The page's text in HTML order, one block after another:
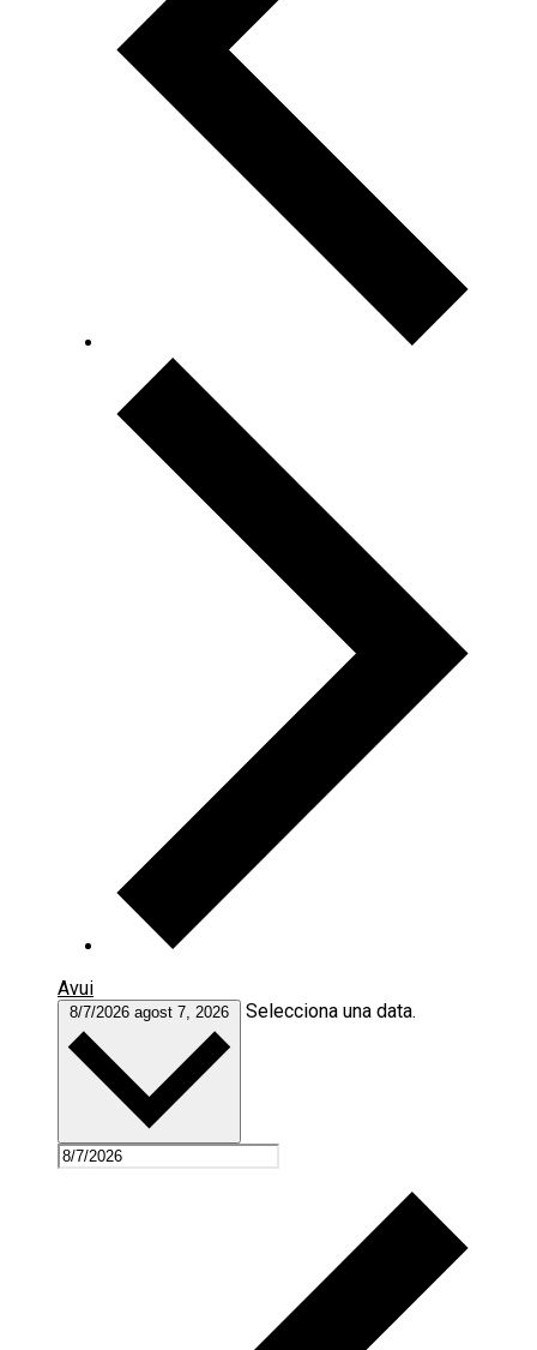
Avui
8/7/2026 agost 7, 2026 Selecciona una data.